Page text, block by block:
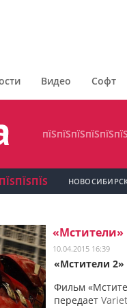
Видео Софт
пїЅпїЅ
«Мстители»
10.04.2015 16:39
«Мстители
Фильм
передает